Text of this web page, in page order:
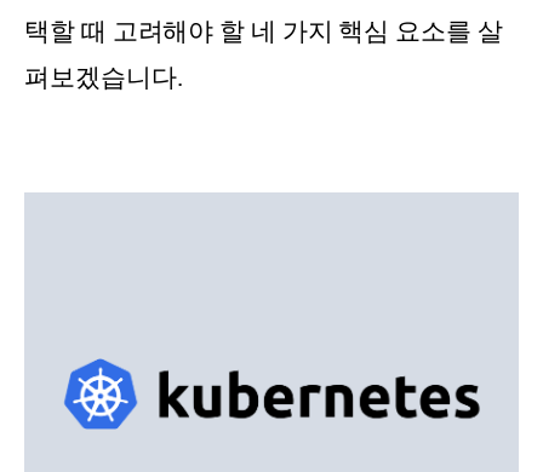
택할 때 고려해야 할 네 가지 핵심 요소를 살
펴보겠습니다.